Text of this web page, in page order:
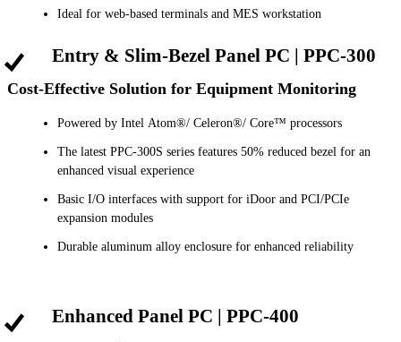
Ideal for web-based terminals and MES workstation
Entry & Slim-Bezel Panel PC | PPC-300
Cost-Effective Solution for Equipment Monitoring
Powered by Intel Atom®/ Celeron®/ Core™ processors
The latest PPC-300S series features 50% reduced bezel for an
enhanced visual experience
Basic I/O interfaces with support for iDoor and PCI/PCIe
expansion modules
Durable aluminum alloy enclosure for enhanced reliability
Enhanced Panel PC | PPC-400